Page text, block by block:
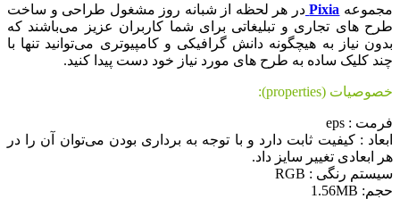
مجموعه Pixia در هر لحظه از شبانه روز مشغول طراحی و ساخت
طرح های تجاری و تبلیغاتی برای شما کاربران عزیز می‌باشند که
بدون نیاز به هیچگونه دانش گرافیکی و کامپیوتری می‌توانید تنها با
چند کلیک ساده به طرح های مورد نیاز خود دست پیدا کنید.
خصوصیات (properties):
فرمت : eps
ابعاد : کیفیت ثابت دارد و با توجه به برداری بودن می‌توان آن را در
هر ابعادی تغییر سایز داد.
سیستم رنگی : RGB
حجم: 1.56MB